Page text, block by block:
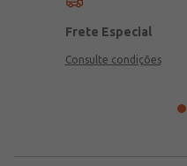
Frete Especial
Consulte condições